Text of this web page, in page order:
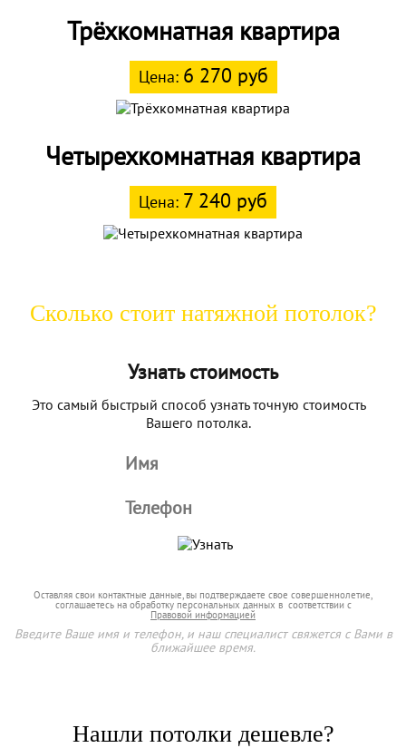
Трёхкомнатная квартира
Цена: 6 270 руб
Четырехкомнатная квартира
Цена: 7 240 руб
Сколько стоит натяжной потолок?
Узнать стоимость
Это самый быстрый способ узнать точную стоимость
Вашего потолка.
Оставляя свои контактные данные, вы подтверждаете свое совершеннолетие,
соглашаетесь на обработку персональных данных в соответствии с
Правовой информацией
Введите Ваше имя и телефон, и наш специалист свяжется с Вами в
ближайшее время.
Нашли потолки дешевле?